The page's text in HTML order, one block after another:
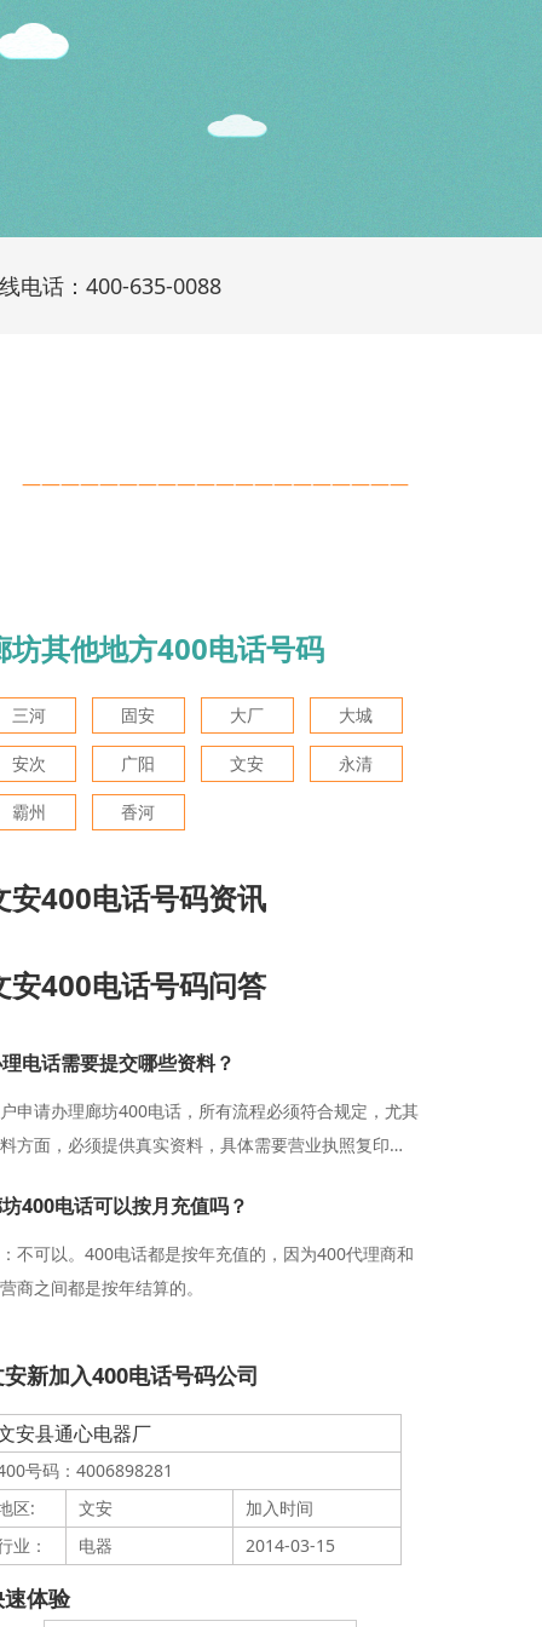
电话：400-635-0088
————————————————————
坊其他地方400电话号码
三河 固安 大厂 大城
安次 广阳 文安 永清
霸州 香河
安400电话号码资讯
安400电话号码问答
电话需要提交哪些资料？
申请办理廊坊400电话，所有流程必须符合规定，尤其
方面，必须提供真实资料，具体需要营业执照复印件
公章、银行开户许可证加公章和合同加盖公章和运营
理协议加公章等资料。
400电话可以按月充值吗？
不可以。400电话都是按年充值的，因为400代理商和
商之间都是按年结算的。
新加入400电话号码公司
安县通心电器厂
号码：4006898281
区:
业：
文安
电器
加入时间
2014-03-15
体验